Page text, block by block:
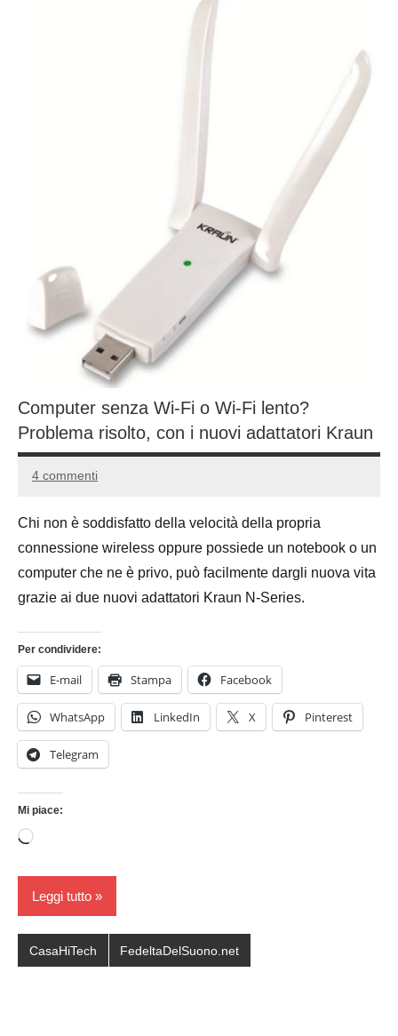
Computer senza Wi-Fi o Wi-Fi lento?
Problema risolto, con i nuovi adattatori Kraun
8
2016
Andrea
4 commenti
Chi non è soddisfatto della velocità della propria
connessione wireless oppure possiede un notebook o un
computer che ne è privo, può facilmente dargli nuova vita
grazie ai due nuovi adattatori Kraun N-Series.
Per condividere:
E-mail Stampa Facebook
WhatsApp LinkedIn X Pinterest
Telegram
Mi piace:
Caricamento
corso…
Leggi tutto
CasaHiTech FedeltaDelSuono.net